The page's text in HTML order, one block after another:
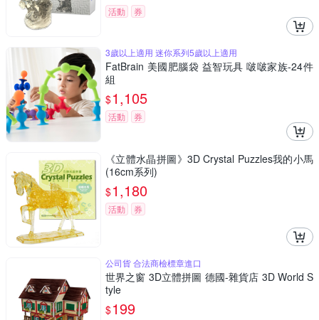
活動 券
3歲以上適用 迷你系列5歲以上適用
FatBrain 美國肥腦袋 益智玩具 啵啵家族-24件
組
$1,105
活動 券
《立體水晶拼圖》3D Crystal Puzzles我的小馬
(16cm系列)
$1,180
活動 券
公司貨 合法商檢標章進口
世界之窗 3D立體拼圖 德國-雜貨店 3D World S
tyle
$199